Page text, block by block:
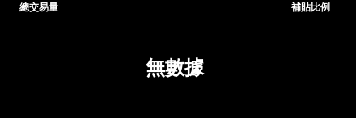
總交易量 補貼比例
無數據